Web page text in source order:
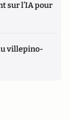
sur l’IA pour
villepino-